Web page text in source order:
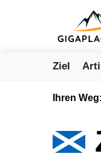
Ziel
Ihren Weg: